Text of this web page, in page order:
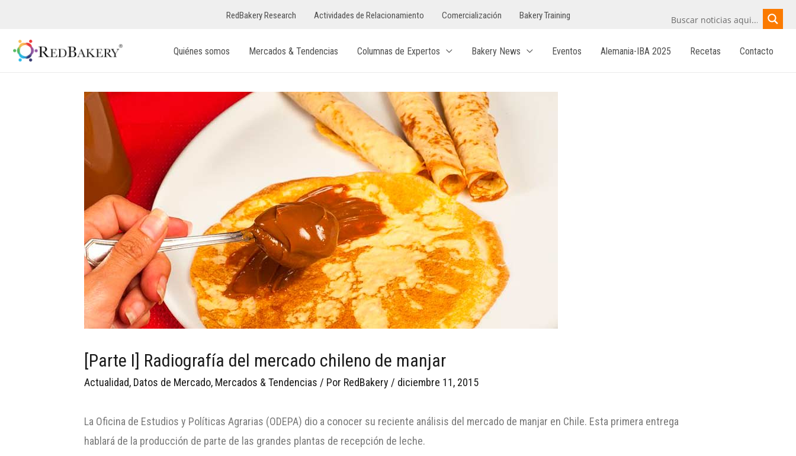
RedBakery Research Actividades de Relacionamiento Comercialización Bakery Training
Quiénes somos Mercados & Tendencias Columnas de Expertos Bakery News Eventos Alemania-IBA 2025 Recetas Contacto
[Parte I] Radiografía del mercado chileno de manjar
Actualidad, Datos de Mercado, Mercados & Tendencias / Por RedBakery / diciembre 11, 2015
La Oficina de Estudios y Políticas Agrarias (ODEPA) dio a conocer su reciente análisis del mercado de manjar en Chile. Esta primera entrega
hablará de la producción de parte de las grandes plantas de recepción de leche.